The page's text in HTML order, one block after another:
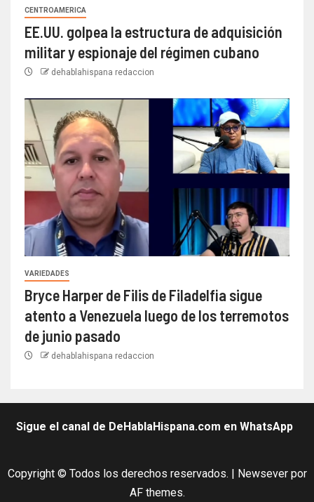
CENTROAMERICA
EE.UU. golpea la estructura de adquisición
militar y espionaje del régimen cubano
dehablahispana redaccion
VARIEDADES
Bryce Harper de Filis de Filadelfia sigue
atento a Venezuela luego de los terremotos
de junio pasado
dehablahispana redaccion
Sigue el canal de DeHablaHispana.com en WhatsApp
Copyright © Todos los derechos reservados. Newseverpor
AF themes.